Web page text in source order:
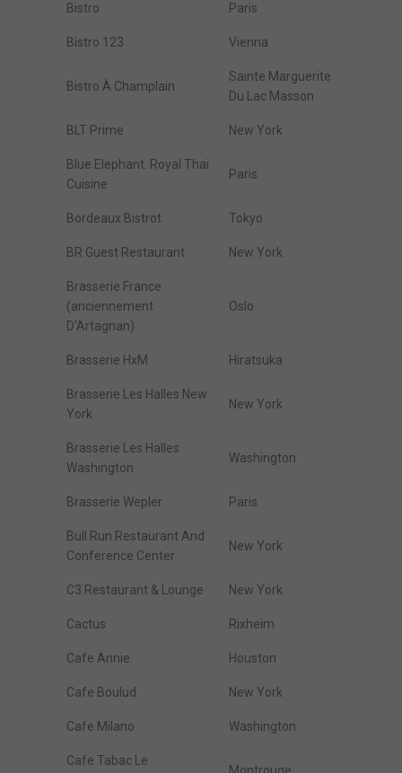
Bistro Paris
Bistro 123 Vienna
Bistro À Champlain
Sainte Marguerite
Du Lac Masson
BLT Prime New York
Blue Elephant. Royal Thai
Cuisine
Paris
Bordeaux Bistrot Tokyo
BR Guest Restaurant New York
Brasserie France
(anciennement
D'Artagnan)
Oslo
Brasserie HxM Hiratsuka
Brasserie Les Halles New
York
New York
Brasserie Les Halles
Washington
Washington
Brasserie Wepler Paris
Bull Run Restaurant And
Conference Center
New York
C3 Restaurant & Lounge New York
Cactus Rixheim
Cafe Annie Houston
Cafe Boulud New York
Cafe Milano Washington
Cafe Tabac Le